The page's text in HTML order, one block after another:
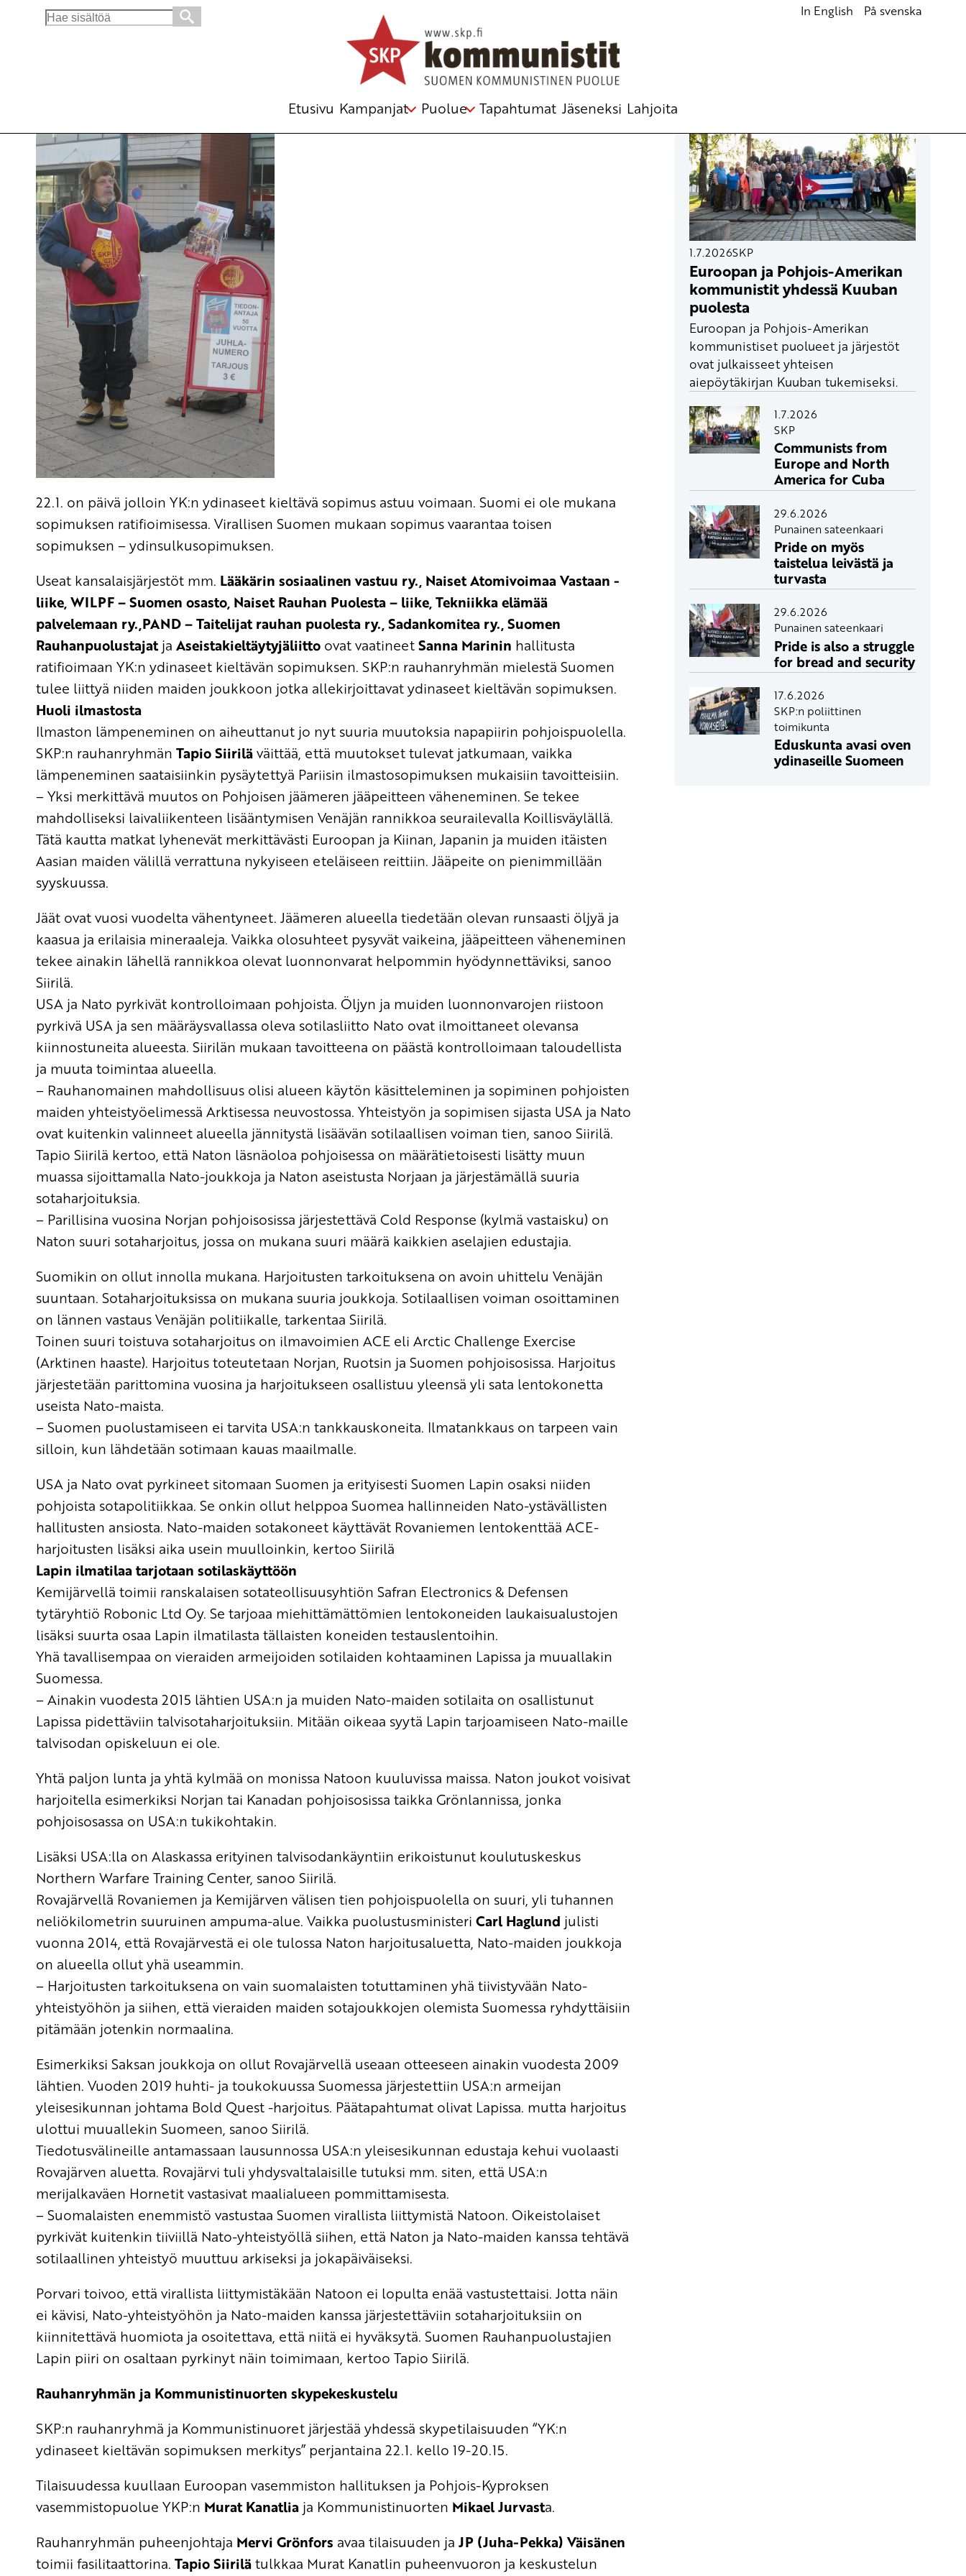
Search
In English På svenska
Etusivu Kampanjat Puolue Tapahtumat Jäseneksi Lahjoita
ydinaseet
22.1. on päivä jolloin YK:n ydinaseet kieltävä sopimus astuu voimaan. Suomi ei ole mukana
sopimuksen ratifioimisessa. Virallisen Suomen mukaan sopimus vaarantaa toisen
sopimuksen – ydinsulkusopimuksen.
Useat kansalaisjärjestöt mm. Lääkärin sosiaalinen vastuu ry., Naiset Atomivoimaa Vastaan -
liike, WILPF – Suomen osasto, Naiset Rauhan Puolesta – liike, Tekniikka elämää
palvelemaan ry.,PAND – Taitelijat rauhan puolesta ry., Sadankomitea ry., Suomen
Rauhanpuolustajat ja Aseistakieltäytyjäliitto ovat vaatineetSanna Marinin hallitusta
ratifioimaan YK:n ydinaseet kieltävän sopimuksen. SKP:n rauhanryhmän mielestä Suomen
tulee liittyä niiden maiden joukkoon jotka allekirjoittavat ydinaseet kieltävän sopimuksen.
Huoli ilmastosta
Ilmaston lämpeneminen on aiheuttanut jo nyt suuria muutoksia napapiirin pohjoispuolella.
SKP:n rauhanryhmän Tapio Siiriläväittää, että muutokset tulevat jatkumaan, vaikka
lämpeneminen saataisiinkin pysäytettyä Pariisin ilmastosopimuksen mukaisiin tavoitteisiin.
– Yksi merkittävä muutos on Pohjoisen jäämeren jääpeitteen väheneminen. Se tekee
mahdolliseksi laivaliikenteen lisääntymisen Venäjän rannikkoa seurailevalla Koillisväylällä.
Tätä kautta matkat lyhenevät merkittävästi Euroopan ja Kiinan, Japanin ja muiden itäisten
Aasian maiden välillä verrattuna nykyiseen eteläiseen reittiin. Jääpeite on pienimmillään
syyskuussa.
Jäät ovat vuosi vuodelta vähentyneet. Jäämeren alueella tiedetään olevan runsaasti öljyä ja
kaasua ja erilaisia mineraaleja. Vaikka olosuhteet pysyvät vaikeina, jääpeitteen väheneminen
tekee ainakin lähellä rannikkoa olevat luonnonvarat helpommin hyödynnettäviksi, sanoo
Siirilä.
USA ja Nato pyrkivät kontrolloimaan pohjoista. Öljyn ja muiden luonnonvarojen riistoon
pyrkivä USA ja sen määräysvallassa oleva sotilasliitto Nato ovat ilmoittaneet olevansa
kiinnostuneita alueesta. Siirilän mukaan tavoitteena on päästä kontrolloimaan taloudellista
ja muuta toimintaa alueella.
– Rauhanomainen mahdollisuus olisi alueen käytön käsitteleminen ja sopiminen pohjoisten
maiden yhteistyöelimessä Arktisessa neuvostossa. Yhteistyön ja sopimisen sijasta USA ja Nato
ovat kuitenkin valinneet alueella jännitystä lisäävän sotilaallisen voiman tien, sanoo Siirilä.
Tapio Siirilä kertoo, että Naton läsnäoloa pohjoisessa on määrätietoisesti lisätty muun
muassa sijoittamalla Nato-joukkoja ja Naton aseistusta Norjaan ja järjestämällä suuria
sotaharjoituksia.
– Parillisina vuosina Norjan pohjoisosissa järjestettävä Cold Response (kylmä vastaisku) on
Naton suuri sotaharjoitus, jossa on mukana suuri määrä kaikkien aselajien edustajia.
Suomikin on ollut innolla mukana. Harjoitusten tarkoituksena on avoin uhittelu Venäjän
suuntaan. Sotaharjoituksissa on mukana suuria joukkoja. Sotilaallisen voiman osoittaminen
on lännen vastaus Venäjän politiikalle, tarkentaa Siirilä.
Toinen suuri toistuva sotaharjoitus on ilmavoimien ACE eli Arctic Challenge Exercise
(Arktinen haaste). Harjoitus toteutetaan Norjan, Ruotsin ja Suomen pohjoisosissa. Harjoitus
järjestetään parittomina vuosina ja harjoitukseen osallistuu yleensä yli sata lentokonetta
useista Nato-maista.
– Suomen puolustamiseen ei tarvita USA:n tankkauskoneita. Ilmatankkaus on tarpeen vain
silloin, kun lähdetään sotimaan kauas maailmalle.
USA ja Nato ovat pyrkineet sitomaan Suomen ja erityisesti Suomen Lapin osaksi niiden
pohjoista sotapolitiikkaa. Se onkin ollut helppoa Suomea hallinneiden Nato-ystävällisten
hallitusten ansiosta. Nato-maiden sotakoneet käyttävät Rovaniemen lentokenttää ACE-
harjoitusten lisäksi aika usein muulloinkin, kertoo Siirilä
Lapin ilmatilaa tarjotaan sotilaskäyttöön
Kemijärvellä toimii ranskalaisen sotateollisuusyhtiön Safran Electronics& Defensen
tytäryhtiö Robonic Ltd Oy. Se tarjoaa miehittämättömien lentokoneiden laukaisualustojen
lisäksi suurta osaa Lapin ilmatilasta tällaisten koneiden testauslentoihin.
Yhä tavallisempaa on vieraiden armeijoiden sotilaiden kohtaaminen Lapissa ja muuallakin
Suomessa.
– Ainakin vuodesta 2015 lähtien USA:n ja muiden Nato-maiden sotilaita on osallistunut
Lapissa pidettäviin talvisotaharjoituksiin. Mitään oikeaa syytä Lapin tarjoamiseen Nato-maille
talvisodan opiskeluun ei ole.
Yhtä paljon lunta ja yhtä kylmää on monissa Natoon kuuluvissa maissa. Naton joukot voisivat
harjoitella esimerkiksi Norjan tai Kanadan pohjoisosissa taikka Grönlannissa, jonka
pohjoisosassa on USA:n tukikohtakin.
Lisäksi USA:lla on Alaskassa erityinen talvisodankäyntiin erikoistunut koulutuskeskus
Northern Warfare Training Center, sanoo Siirilä.
Rovajärvellä Rovaniemen ja Kemijärven välisen tien pohjoispuolella on suuri, yli tuhannen
neliökilometrin suuruinen ampuma-alue. Vaikka puolustusministeri Carl Haglund julisti
vuonna 2014, että Rovajärvestä ei ole tulossa Naton harjoitusaluetta, Nato-maiden joukkoja
on alueella ollut yhä useammin.
– Harjoitusten tarkoituksena on vain suomalaisten totuttaminen yhä tiivistyvään Nato-
yhteistyöhön ja siihen, että vieraiden maiden sotajoukkojen olemista Suomessa ryhdyttäisiin
pitämään jotenkin normaalina.
Esimerkiksi Saksan joukkoja on ollut Rovajärvellä useaan otteeseen ainakin vuodesta 2009
lähtien. Vuoden 2019 huhti- ja toukokuussa Suomessa järjestettiin USA:n armeijan
yleisesikunnan johtama Bold Quest-harjoitus. Päätapahtumat olivat Lapissa. mutta harjoitus
ulottui muuallekin Suomeen, sanoo Siirilä.
Tiedotusvälineille antamassaan lausunnossa USA:n yleisesikunnan edustaja kehui vuolaasti
Rovajärven aluetta. Rovajärvi tuli yhdysvaltalaisille tutuksi mm. siten, että USA:n
merijalkaväen Hornetit vastasivat maalialueen pommittamisesta.
– Suomalaisten enemmistö vastustaa Suomen virallista liittymistä Natoon. Oikeistolaiset
pyrkivät kuitenkin tiiviillä Nato-yhteistyöllä siihen, että Naton ja Nato-maiden kanssa tehtävä
sotilaallinen yhteistyö muuttuu arkiseksi ja jokapäiväiseksi.
Porvari toivoo, että virallista liittymistäkään Natoon ei lopulta enää vastustettaisi. Jotta näin
ei kävisi, Nato-yhteistyöhön ja Nato-maiden kanssa järjestettäviin sotaharjoituksiin on
kiinnitettävä huomiota ja osoitettava, että niitä ei hyväksytä. Suomen Rauhanpuolustajien
Lapin piiri on osaltaan pyrkinyt näin toimimaan, kertoo Tapio Siirilä.
Rauhanryhmän ja Kommunistinuorten skypekeskustelu
SKP:n rauhanryhmä ja Kommunistinuoret järjestää yhdessä skypetilaisuuden “YK:n
ydinaseet kieltävän sopimuksen merkitys” perjantaina 22.1. kello 19-20.15.
Tilaisuudessa kuullaan Euroopan vasemmiston hallituksen ja Pohjois-Kyproksen
vasemmistopuolue YKP:n Murat Kanatlia ja Kommunistinuorten Mikael Jurvasta.
Rauhanryhmän puheenjohtaja Mervi Grönfors avaa tilaisuuden ja JP (Juha-Pekka) Väisänen
toimii fasilitaattorina. Tapio Siirilätulkkaa Murat Kanatlin puheenvuoron ja keskustelun
1.7.2026SKP
Euroopan ja Pohjois-Amerikan
kommunistit yhdessä Kuuban
puolesta
Euroopan ja Pohjois-Amerikan
kommunistiset puolueet ja järjestöt
ovat julkaisseet yhteisen
aiepöytäkirjan Kuuban tukemiseksi.
1.7.2026
SKP
Communists from
Europe and North
America for Cuba
29.6.2026
Punainen sateenkaari
Pride on myös
taistelua leivästä ja
turvasta
29.6.2026
Punainen sateenkaari
Pride is also a struggle
for bread and security
17.6.2026
SKP:n poliittinen
toimikunta
Eduskunta avasi oven
ydinaseille Suomeen